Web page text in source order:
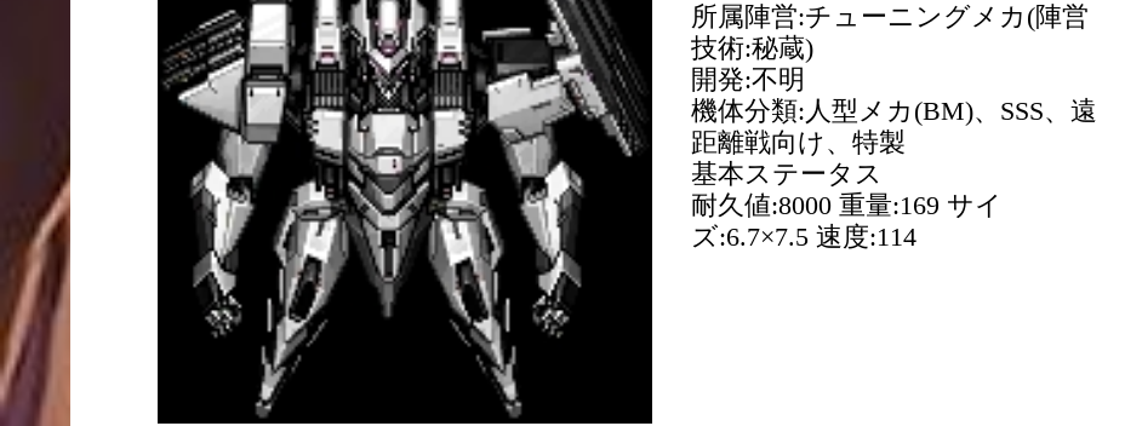
所属陣営:チューニングメカ(陣営
技術:秘蔵)
開発:不明
機体分類:人型メカ(BM)、SSS、遠
距離戦向け、特製
基本ステータス
耐久値:8000 重量:169 サイ
ズ:6.7×7.5 速度:114